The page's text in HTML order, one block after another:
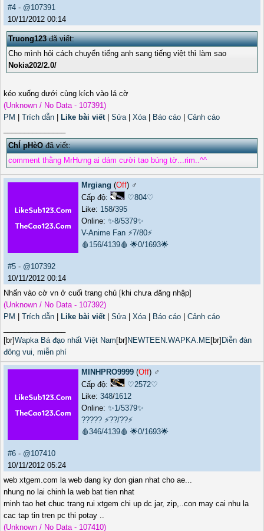
#4 - @107391
10/11/2012 00:14
Truong123đã viết:
Cho mình hỏi cách chuyển tiếng anh sang tiếng việt thì làm sao
Nokia202/2.0/
kéo xuống dưới cùng kích vào lá cờ
(Unknown / No Data - 107391)
PM
Trích dẫn Like bài viết| Sửa| Xóa| Báo cáo
Cảnh cáo
ChÍ pHèOđã viết:
comment thằng MrHưng ai dám cười tao búng tờ...rim..^^
Mrgiang (Off) ♂️
Cấp độ:
♡804♡
Like: 158/395
Online: ✨8/5379✨
V-Anime Fan ⚡7/80⚡
🩸156/4139🩸 🌟0/1693🌟
#5 - @107392
10/11/2012 00:14
Nhấn vào cờ vn ở cuối trang chủ [khi chưa đăng nhập]
(Unknown / No Data - 107392)
PM
Trích dẫn Like bài viết| Sửa| Xóa| Báo cáo
Cảnh cáo
[br]Wapka Bá đạo nhất Việt Nam [br] NEWTEEN.WAPKA.ME[br] Diễn đàn
đông vui, miễn phí
MINHPRO9999 (Off) ♂️
Cấp độ:
♡2572♡
Like: 348/1612
Online: ✨1/5379✨
????? ⚡??/??⚡
🩸346/4139🩸 🌟0/1693🌟
#6 - @107410
10/11/2012 05:24
web xtgem.com la web dang ky don gian nhat cho ae...
nhung no lai chinh la web bat tien nhat
minh tao het chuc trang rui xtgem chi up dc jar, zip,..con may cai nhu la
cac tap tin tren pc thi potay ..
(Unknown / No Data - 107410)